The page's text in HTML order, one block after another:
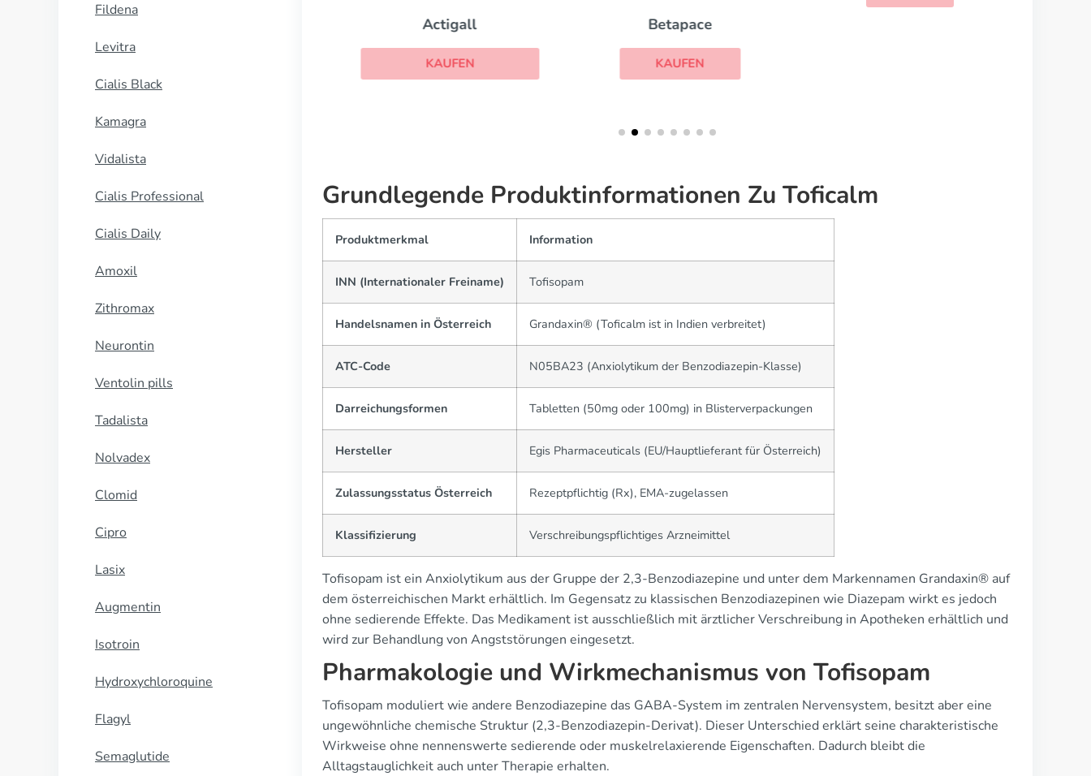
Fildena
Levitra
Cialis Black
Kamagra
Vidalista
Cialis Professional
Cialis Daily
Amoxil
Zithromax
Neurontin
Ventolin pills
Tadalista
Nolvadex
Clomid
Cipro
Lasix
Augmentin
Isotroin
Hydroxychloroquine
Flagyl
Semaglutide
Actigall
KAUFEN
Betapace
KAUFEN
Grundlegende Produktinformationen Zu Toficalm
Produktmerkmal Information
INN (Internationaler Freiname) Tofisopam
Handelsnamen in Österreich Grandaxin® (Toficalm ist in Indien verbreitet)
ATC-Code N05BA23 (Anxiolytikum der Benzodiazepin-Klasse)
Darreichungsformen Tabletten (50mg oder 100mg) in Blisterverpackungen
Hersteller Egis Pharmaceuticals (EU/Hauptlieferant für Österreich)
Zulassungsstatus Österreich Rezeptpflichtig (Rx), EMA-zugelassen
Klassifizierung Verschreibungspflichtiges Arzneimittel
Tofisopam ist ein Anxiolytikum aus der Gruppe der 2,3-Benzodiazepine und unter dem Markennamen Grandaxin® auf
dem österreichischen Markt erhältlich. Im Gegensatz zu klassischen Benzodiazepinen wie Diazepam wirkt es jedoch
ohne sedierende Effekte. Das Medikament ist ausschließlich mit ärztlicher Verschreibung in Apotheken erhältlich und
wird zur Behandlung von Angststörungen eingesetzt.
Pharmakologie und Wirkmechanismus von Tofisopam
Tofisopam moduliert wie andere Benzodiazepine das GABA-System im zentralen Nervensystem, besitzt aber eine
ungewöhnliche chemische Struktur (2,3-Benzodiazepin-Derivat). Dieser Unterschied erklärt seine charakteristische
Wirkweise ohne nennenswerte sedierende oder muskelrelaxierende Eigenschaften. Dadurch bleibt die
Alltagstauglichkeit auch unter Therapie erhalten.